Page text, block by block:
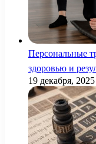
Персональные
здоровью и
19 декабря, 2025